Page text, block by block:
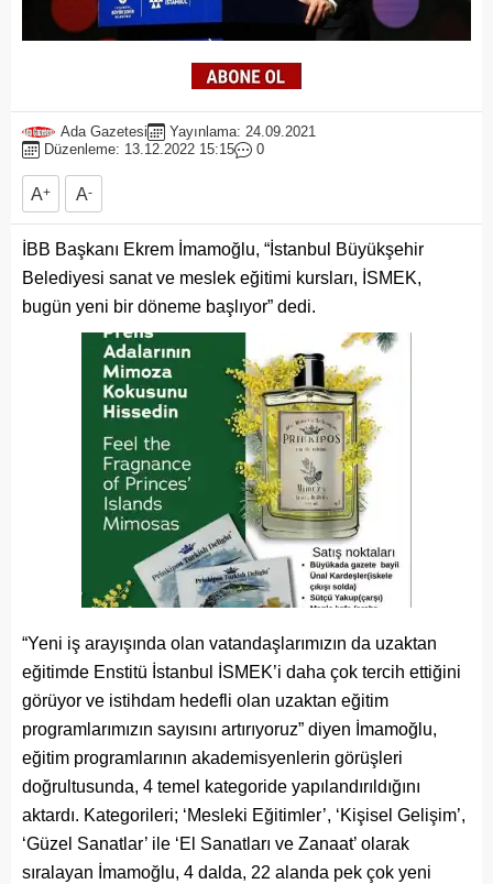
Ada Gazetesi
Yayınlama: 24.09.2021
Düzenleme: 13.12.2022 15:15
0
A+ A-
İBB Başkanı Ekrem İmamoğlu, “İstanbul Büyükşehir
Belediyesi sanat ve meslek eğitimi kursları, İSMEK,
bugün yeni bir döneme başlıyor” dedi.
“Yeni iş arayışında olan vatandaşlarımızın da uzaktan
eğitimde Enstitü İstanbul İSMEK’i daha çok tercih ettiğini
görüyor ve istihdam hedefli olan uzaktan eğitim
programlarımızın sayısını artırıyoruz” diyen İmamoğlu,
eğitim programlarının akademisyenlerin görüşleri
doğrultusunda, 4 temel kategoride yapılandırıldığını
aktardı. Kategorileri; ‘Mesleki Eğitimler’, ‘Kişisel Gelişim’,
‘Güzel Sanatlar’ ile ‘El Sanatları ve Zanaat’ olarak
sıralayan İmamoğlu, 4 dalda, 22 alanda pek çok yeni